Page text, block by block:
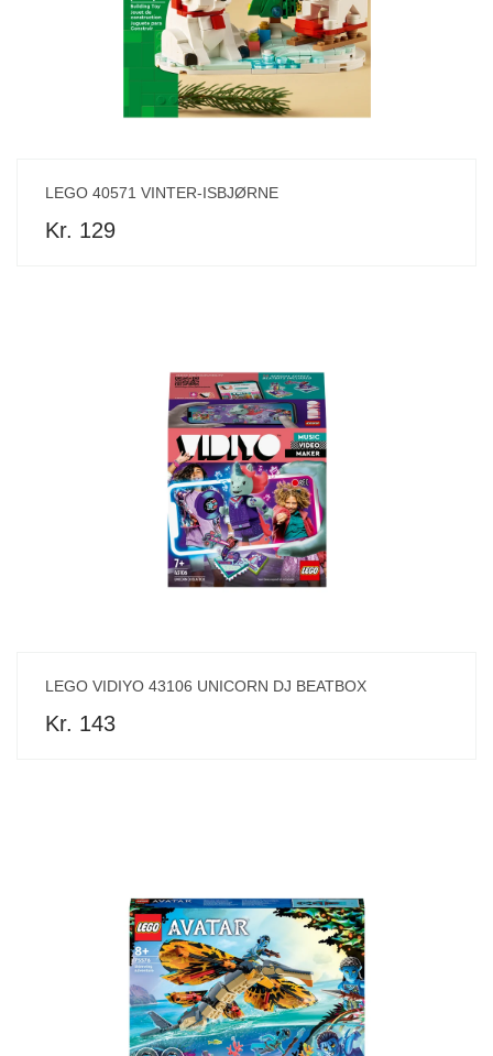
LEGO 40571 VINTER-ISBJØRNE
Kr. 129
LEGO VIDIYO 43106 UNICORN DJ BEATBOX
Kr. 143